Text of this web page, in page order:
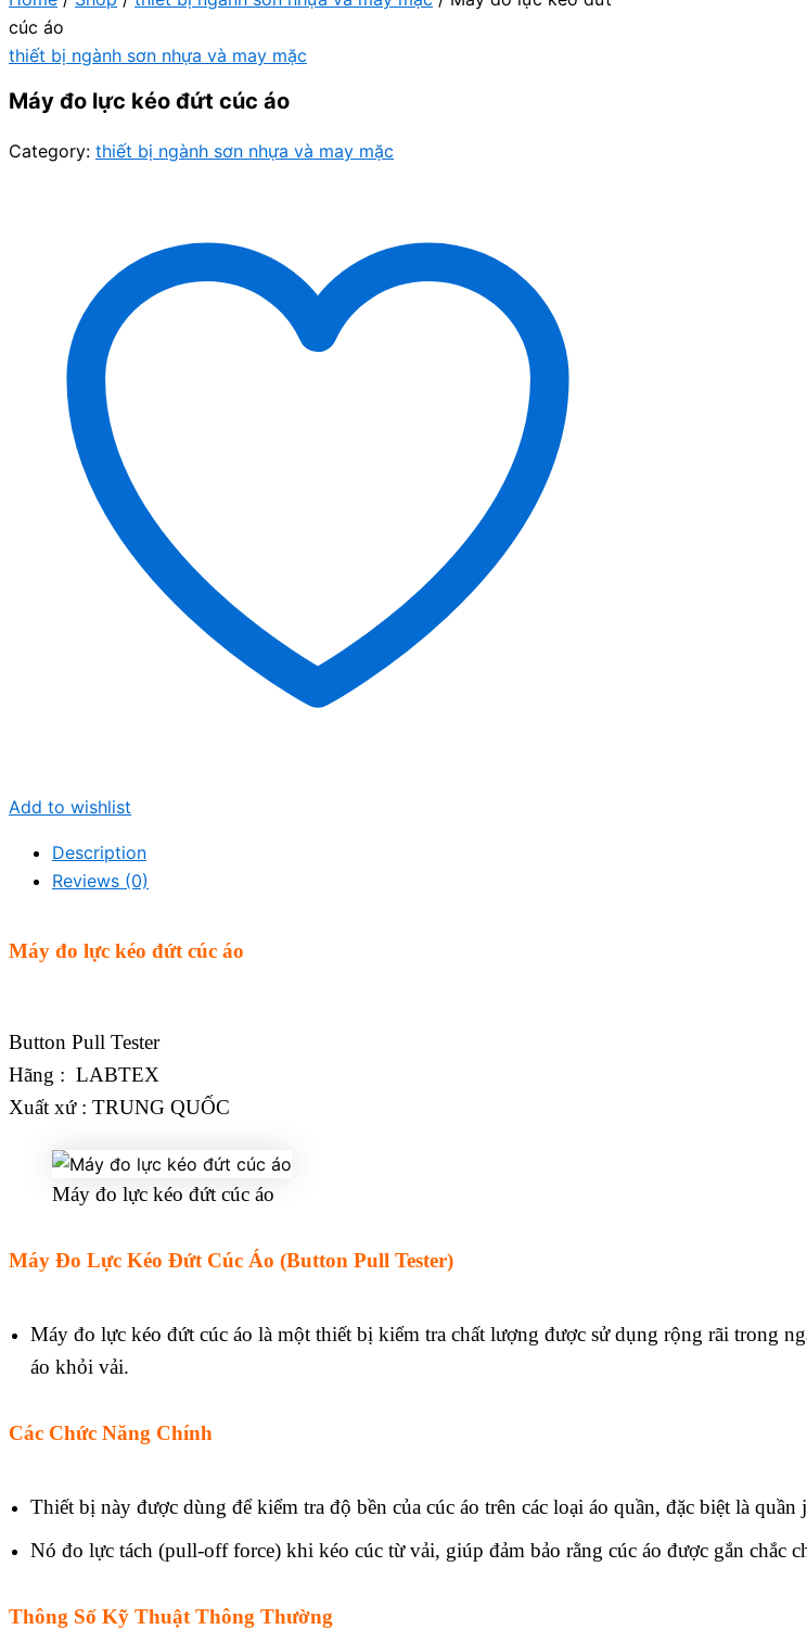
cúc áo
thiết bị ngành sơn nhựa và may mặc
Máy đo lực kéo đứt cúc áo
Category: thiết bị ngành sơn nhựa và may mặc
Add to wishlist
Description
Reviews (0)
Máy đo lực kéo đứt cúc áo
Button Pull Tester
Hãng : LABTEX
Xuất xứ : TRUNG QUỐC
Máy đo lực kéo đứt cúc áo
Máy Đo Lực Kéo Đứt Cúc Áo (Button Pull Tester)
Máy đo lực kéo đứt cúc áo là một thiết bị kiểm tra chất lượng được sử dụng rộng rãi trong
áo khỏi vải.
Các Chức Năng Chính
Thiết bị này được dùng để kiểm tra độ bền của cúc áo trên các loại áo quần, đặc biệt là quần
Nó đo lực tách (pull-off force) khi kéo cúc từ vải, giúp đảm bảo rằng cúc áo được gắn chắc
Thông Số Kỹ Thuật Thông Thường